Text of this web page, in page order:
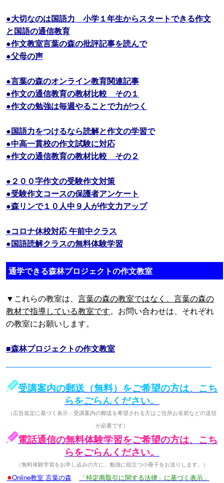
●大切なのは国語力 小学１年生からスタートできる作文
と国語の通信教育
●作文教室言葉の森の批評記事を読んで
●父母の声
●言葉の森のオンライン教育関連記事
●作文の通信教育の教材比較 その１
●作文の勉強は毎週やることで力がつく
●国語力をつけるなら読解と作文の学習で
●中高一貫校の作文試験に対応
●作文の通信教育の教材比較 その２
●２００字作文の受験作文対策
●受験作文コースの保護者アンケート
●森リンで１０人中９人が作文力アップ
●コロナ休校対応 午前中クラス
●国語読解クラスの無料体験学習
通学できる森林プロジェクトの作文教室
▼これらの教室は、 言葉の森の教室ではなく、言葉の森の
教材で指導している教室です。お問い合わせは、それぞれ
の教室にお願いします。
■森林プロジェクトの作文教室
受講案内の郵送（無料）をご希望の方は、こち
らをごらんください。
（広告規定に基づく表示：受講案内の郵送を希望される方はご住所お名前などの送信
が必要です）
電話通信の無料体験学習をご希望の方は、こち
らをごらんください。
（無料体験学習をお申し込みの方に、勉強に役立つ小冊子をお送りします。）
●Online教室 言葉の森 「特定商取引に関する法律」に基づく表示」